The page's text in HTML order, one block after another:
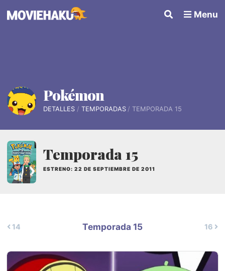
Menu
Pokémon
DETALLES TEMPORADAS TEMPORADA 15
Temporada 15
ESTRENO: 22 DE SEPTIEMBRE DE 2011
14 Temporada 15 16